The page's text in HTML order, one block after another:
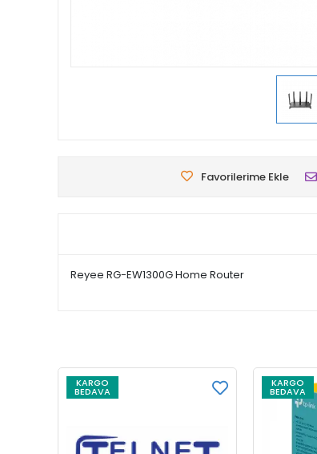
Favorilerime Ekle
Reyee RG-EW1300G Home Router
KARGO
BEDAVA
KARGO
BEDAVA